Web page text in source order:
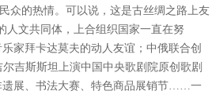
众的热情。可以说，这是古丝绸之路上友
文共同体，上合组织国家一直在努
拜卡达莫夫的动人友谊；中俄联合创
吉斯斯坦上演中国中央歌剧院原创歌剧
展、书法大赛、特色商品展销节……一